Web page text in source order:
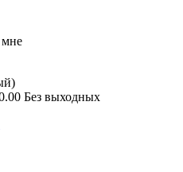
мне
Без выходных